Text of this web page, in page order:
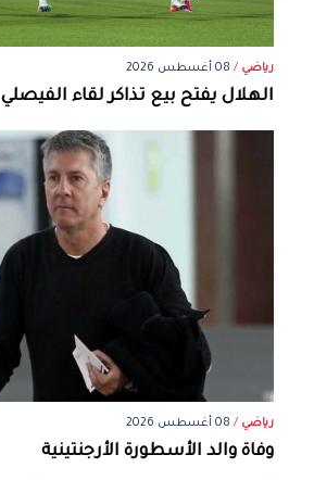
رياضي / 08 أغسطس 2026
الهلال يفتح بيع تذاكر لقاء الفيصلي
رياضي / 08 أغسطس 2026
وفاة والد الأسطورة الأرجنتينية